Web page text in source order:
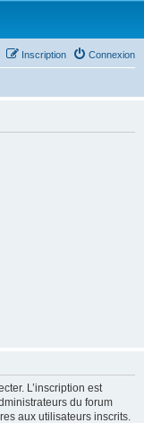
Connexion
Inscription
L’inscription est
du forum
aux utilisateurs inscrits.